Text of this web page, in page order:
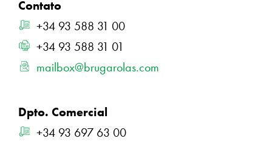
Contato
+34 93 588 31 00
+34 93 588 31 01
mailbox@brugarolas.com
Dpto. Comercial
+34 93 697 63 00